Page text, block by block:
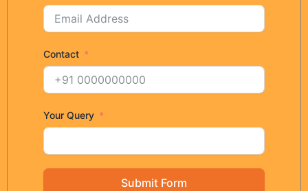
Contact
Your Query
Submit Form